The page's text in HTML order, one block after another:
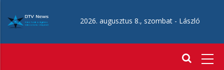
tartalomra
2026. augusztus 8., szombat - László